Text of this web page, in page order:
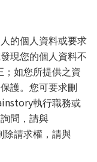
的個人資料或要求
現您的個人資料不
；如您所提供之資
護。您可要求刪
執行職務或
問，請與
除請求權，請與